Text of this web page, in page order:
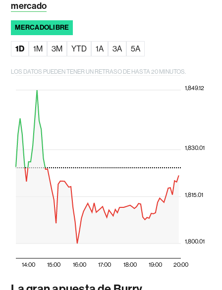
mercado
MERCADOLIBRE
1D 1M 3M YTD 1A 3A 5A
LOS DATOS PUEDEN TENER UN RETRASO DE HASTA 20 MINUTOS.
14:00 15:00 16:00 17:00 18:00 19:00 20:00
1,800.01
1,815.01
1,830.01
1,849.12